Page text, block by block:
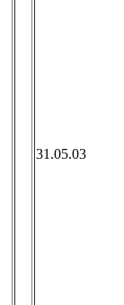
31.05.03